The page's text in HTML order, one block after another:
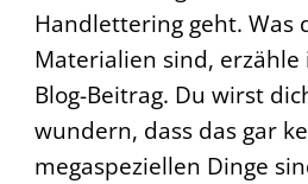
Handlettering geht. Was
Materialien sind,
Blog-Beitrag. Du wirst
wundern, dass das gar
megaspeziellen Dinge